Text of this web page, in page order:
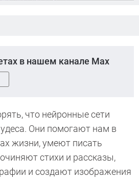
в нашем канале Max
что нейронные сети
Они помогают нам в
жизни, умеют писать
стихи и рассказы,
и создают изображения